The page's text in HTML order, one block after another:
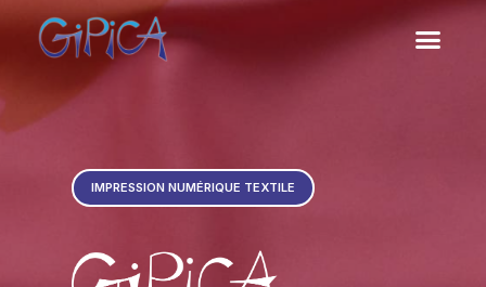
IMPRESSION NUMÉRIQUE TEXTILE